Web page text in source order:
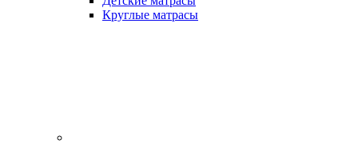
Круглые матрасы